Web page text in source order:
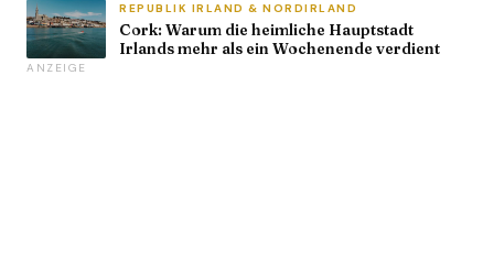
REPUBLIK IRLAND & NORDIRLAND
Cork: Warum die heimliche Hauptstadt
Irlands mehr als ein Wochenende verdient
ANZEIGE